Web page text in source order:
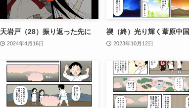
天岩戸（28）振り返った先に
2024年4月16日
禊（終）光り輝く葦原中国
2023年10月12日